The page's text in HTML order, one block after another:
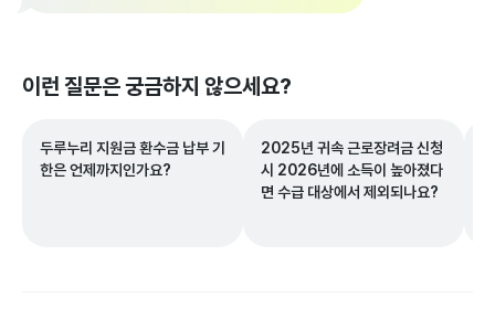
이런 질문은 궁금하지 않으세요?
두루누리 지원금 환수금 납부 기
한은 언제까지인가요?
2025년 귀속 근로장려금 신청
시 2026년에 소득이 높아졌다
면 수급 대상에서 제외되나요?